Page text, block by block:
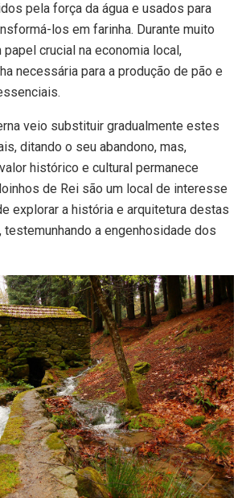
pela força da água e usados para
los em farinha. Durante muito
crucial na economia local,
necessária para a produção de pão e
veio substituir gradualmente estes
ditando o seu abandono, mas,
histórico e cultural permanece
de Rei são um local de interesse
explorar a história e arquitetura destas
a engenhosidade dos